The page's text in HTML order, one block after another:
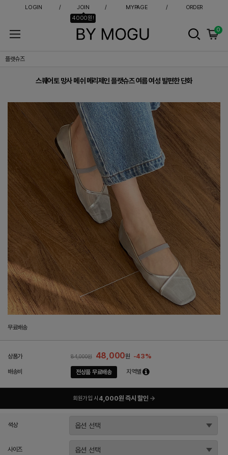
LOGIN
JOIN
4000원!
MYPAGE ORDER
0
스퀘어토 망사 메쉬 메리제인 플랫슈즈 여름 여성 발편한 단화
플랫슈즈
스퀘어토 망사 메쉬 메리제인 플랫슈즈 여름 여성 발편한 단화
무료배송
상품가 84,000원 48,000원 -43%
배송비 전상품 무료배송 지역별
회원가입 시 4,000원 즉시 할인 →
색상
사이즈